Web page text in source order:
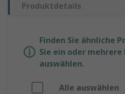
Produktdetails
Finden Sie ähnliche
Sie ein oder
auswählen.
Alle auswählen